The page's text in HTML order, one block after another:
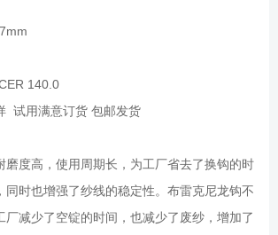
140.0
试用满意订货 包邮发货
磨度高，使用周期长，为工厂省去了换钩的时
同时也增强了纱线的稳定性。布雷克尼龙钩不
厂减少了空锭的时间，也减少了废纱，增加了